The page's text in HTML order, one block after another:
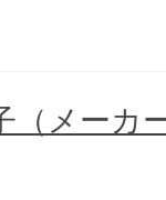
（メーカ